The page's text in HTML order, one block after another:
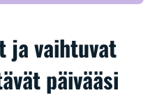
ja vaihtuvat
päivääsi